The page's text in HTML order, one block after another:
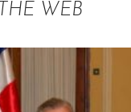
THE WEB